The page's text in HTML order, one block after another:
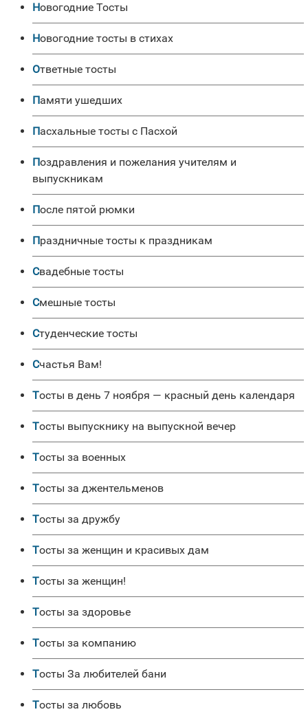
Новогодние Тосты
Новогодние тосты в стихах
Ответные тосты
Памяти ушедших
Пасхальные тосты с Пасхой
Поздравления и пожелания учителям и
выпускникам
После пятой рюмки
Праздничные тосты к праздникам
Свадебные тосты
Смешные тосты
Студенческие тосты
Счастья Вам!
Тосты в день 7 ноября — красный день календаря
Тосты выпускнику на выпускной вечер
Тосты за военных
Тосты за джентельменов
Тосты за дружбу
Тосты за женщин и красивых дам
Тосты за женщин!
Тосты за здоровье
Тосты за компанию
Тосты За любителей бани
Тосты за любовь